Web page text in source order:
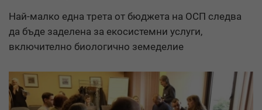
Най-малко една трета от бюджета на ОСП следва
да бъде заделена за екосистемни услуги,
включително биологично земеделие